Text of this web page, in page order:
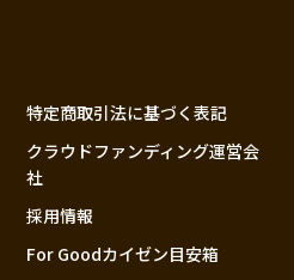
大分
特定商取引法に基づく表記
クラウドファンディング運営会
社
採用情報
For Goodカイゼン目安箱